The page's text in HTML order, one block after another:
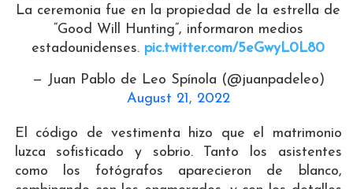
La ceremonia fue en la propiedad de la estrella de
“Good Will Hunting”, informaron medios
estadounidenses. pic.twitter.com/5eGwyL0L80
— Juan Pablo de Leo Spínola (@juanpadeleo)
August 21, 2022
El código de vestimenta hizo que el matrimonio
luzca sofisticado y sobrio. Tanto los asistentes
como los fotógrafos aparecieron de blanco,